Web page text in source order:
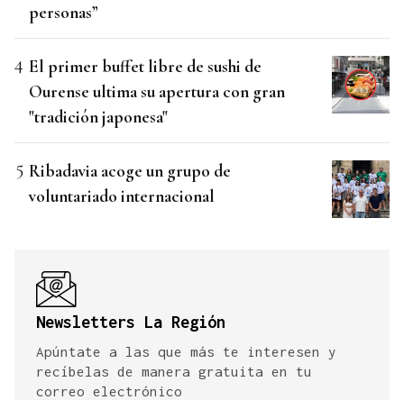
personas”
El primer buffet libre de sushi de
Ourense ultima su apertura con gran
"tradición japonesa"
Ribadavia acoge un grupo de
voluntariado internacional
Newsletters La Región
Apúntate a las que más te interesen y
recíbelas de manera gratuita en tu
correo electrónico